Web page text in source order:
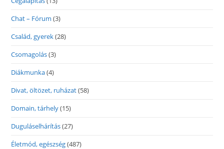
Chat – Fórum (3)
Család, gyerek(28)
Csomagolás(3)
Diákmunka(4)
Divat, öltözet, ruházat(58)
Domain, tárhely(15)
Duguláselhárítás(27)
Életmód, egészség(487)